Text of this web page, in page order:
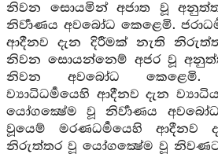
නිවන සොයමින් අජාත වූ
නිර්‍වාණය අවබෝධ කෙළෙමි.
ආදීනව දැන දිරීමක් නැති
නිවන සොයන්නෙම් අජර වූ
නිවන අවබෝධ කෙළෙමි.
ව්‍යාධිධර්‍මයෙහි ආදීනව දැන
යෝගක්‍ෂේම වූ නිර්‍වාණය
වූයෙම් මරණධර්‍මයෙහි ආදීනව
නිරුත්තර වූ යෝගක්‍ෂේම වූ